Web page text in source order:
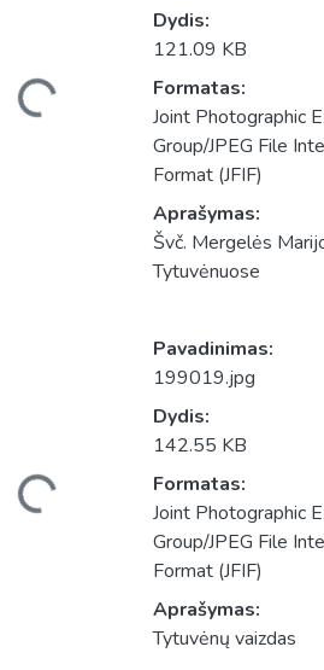
Dydis:
121.09 KB
Formatas:
Joint Photographic
Group/JPEG File
Format (JFIF)
Aprašymas:
Švč. Mergelės
Tytuvėnuose
Pavadinimas:
199019.jpg
Dydis:
142.55 KB
Formatas:
Joint Photographic
Group/JPEG File
Format (JFIF)
Aprašymas:
Tytuvėnų vaizdas